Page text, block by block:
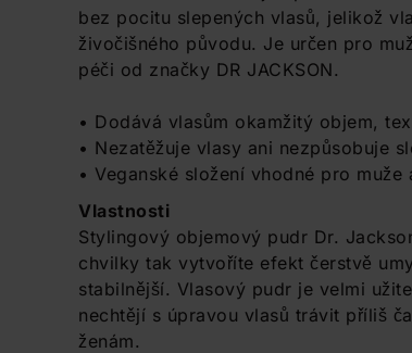
bez pocitu slepených vlasů, jelikož
živočišného původu. Je určen pro
péči od značky DR JACKSON.
• Dodává vlasům okamžitý objem,
• Nezatěžuje vlasy ani nezpůsobuje
• Veganské složení vhodné pro
Vlastnosti
Stylingový objemový pudr Dr.
chvilky tak vytvoříte efekt čerstvě
stabilnější. Vlasový pudr je velmi
nechtějí s úpravou vlasů trávit příliš
ženám.